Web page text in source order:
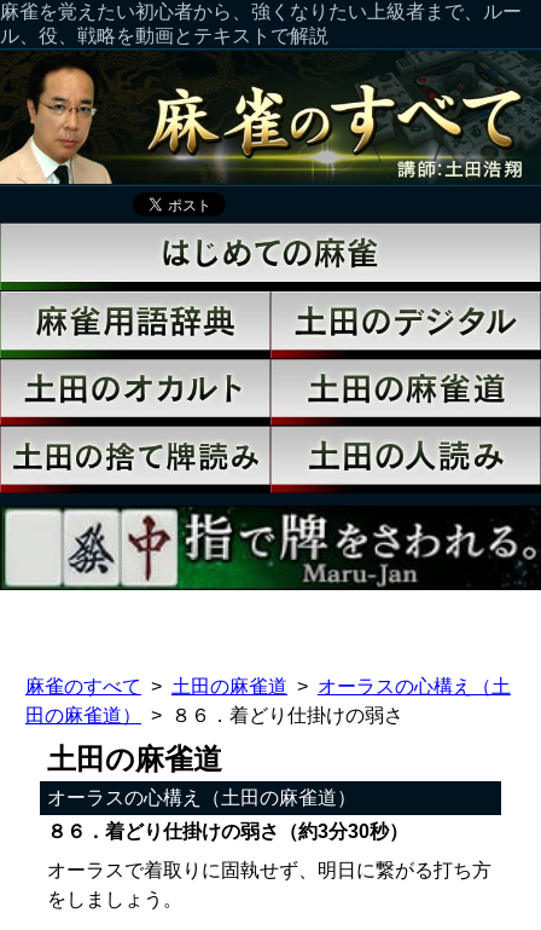
麻雀を覚えたい初心者から、強くなりたい上級者まで、ルー
ル、役、戦略を動画とテキストで解説
麻雀のすべて 土田の麻雀道
オーラスの心構え（土
田の麻雀道）
８６．着どり仕掛けの弱さ
土田の麻雀道
オーラスの心構え（土田の麻雀道）
８６．着どり仕掛けの弱さ（約3分30秒）
オーラスで着取りに固執せず、明日に繋がる打ち方
をしましょう。